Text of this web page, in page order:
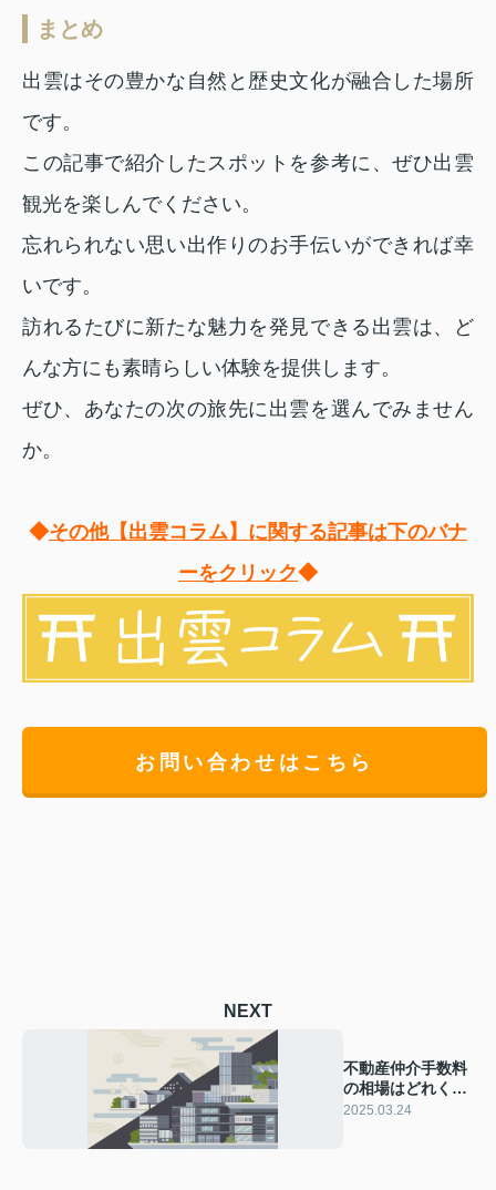
まとめ
出雲はその豊かな自然と歴史文化が融合した場所
です。
この記事で紹介したスポットを参考に、ぜひ出雲
観光を楽しんでください。
忘れられない思い出作りのお手伝いができれば幸
いです。
訪れるたびに新たな魅力を発見できる出雲は、ど
んな方にも素晴らしい体験を提供します。
ぜひ、あなたの次の旅先に出雲を選んでみません
か。
◆その他【出雲コラム】に関する記事は下のバナ
ーをクリック◆
お問い合わせはこちら
NEXT
不動産仲介手数料
の相場はどれくら
い？計算方法と節
2025.03.24